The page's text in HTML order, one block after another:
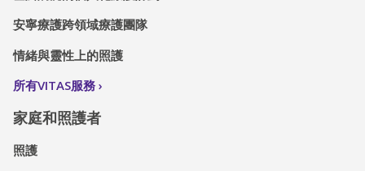
安寧療護跨領域療護團隊
情緒與靈性上的照護
所有VITAS服務
家庭和照護者
照護